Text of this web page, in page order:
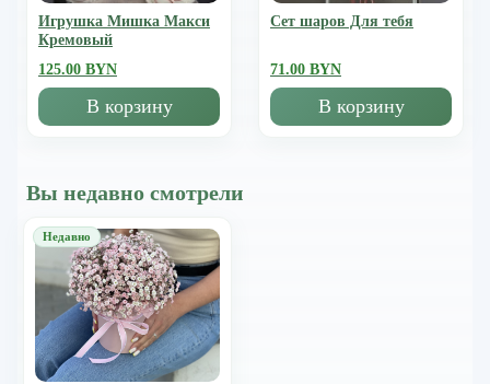
Игрушка Мишка Mакси
Кремовый
125.00 BYN
В корзину
Сет шаров Для тебя
71.00 BYN
В корзину
Вы недавно смотрели